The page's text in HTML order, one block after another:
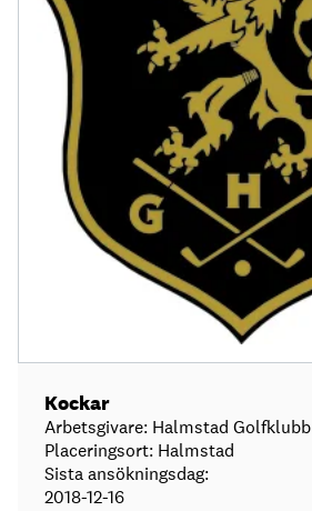
Kockar
Arbetsgivare: Halmstad Golfklubb
Placeringsort: Halmstad
Sista ansökningsdag:
2018-12-16